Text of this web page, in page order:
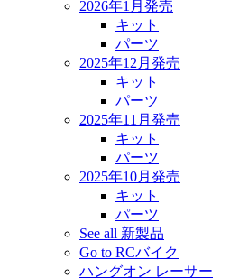
2026年1月発売
キット
パーツ
2025年12月発売
キット
パーツ
2025年11月発売
キット
パーツ
2025年10月発売
キット
パーツ
See all 新製品
Go to RCバイク
ハングオン レーサー